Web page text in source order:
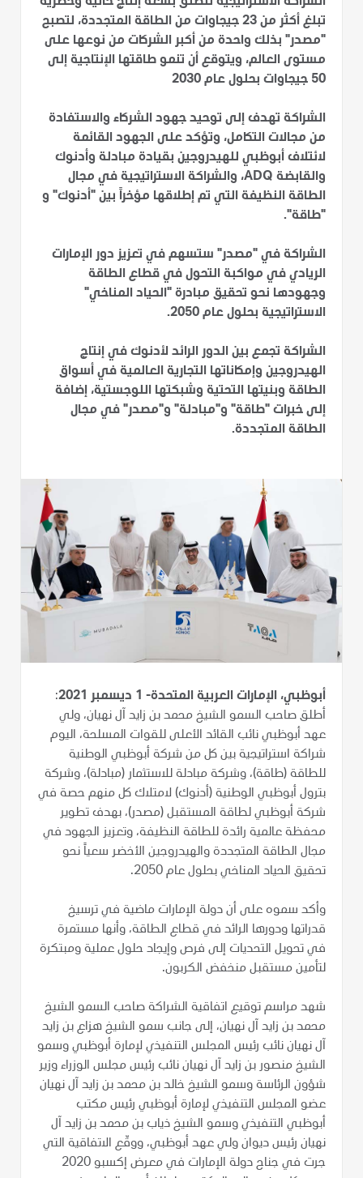
تبلغ أكثر من 23 جيجاوات من الطاقة المتجددة، لتصبح
"مصدر" بذلك واحدة من أكبر الشركات من نوعها على
مستوى العالم، ويتوقع أن تنمو طاقتها الإنتاجية إلى
50 جيجاوات بحلول عام 2030
الشراكة تهدف إلى توحيد جهود الشركاء والاستفادة
من مجالات التكامل، وتؤكد على الجهود القائمة
لائتلاف أبوظبي للهيدروجين بقيادة مبادلة وأدنوك
والقابضة ADQ، والشراكة الاستراتيجية في مجال
الطاقة النظيفة التي تم إطلاقها مؤخراً بين "أدنوك" و
"طاقة".
الشراكة في "مصدر" ستسهم في تعزيز دور الإمارات
الريادي في مواكبة التحول في قطاع الطاقة
وجهودها نحو تحقيق مبادرة "الحياد المناخي"
الاستراتيجية بحلول عام 2050.
الشراكة تجمع بين الدور الرائد لأدنوك في إنتاج
الهيدروجين وإمكاناتها التجارية العالمية في أسواق
الطاقة وبنيتها التحتية وشبكتها اللوجستية، إضافة
إلى خبرات "طاقة" و"مبادلة" و"مصدر" في مجال
الطاقة المتجددة.
أبوظبي، الإمارات العربية المتحدة- 1 ديسمبر 2021
:
أطلق صاحب السمو الشيخ محمد بن زايد آل نهيان، ولي
عهد أبوظبي نائب القائد الأعلى للقوات المسلحة، اليوم
شراكة استراتيجية بين كل من شركة أبوظبي الوطنية
للطاقة (طاقة)، وشركة مبادلة للاستثمار (مبادلة)، وشركة
بترول أبوظبي الوطنية (أدنوك) لامتلاك كل منهم حصة في
شركة أبوظبي لطاقة المستقبل (مصدر)، بهدف تطوير
محفظة عالمية رائدة للطاقة النظيفة، وتعزيز الجهود في
مجال الطاقة المتجددة والهيدروجين الأخضر سعياً نحو
تحقيق الحياد المناخي بحلول عام 2050.
وأكد سموه على أن دولة الإمارات ماضية في ترسيخ
قدراتها ودورها الرائد في قطاع الطاقة، وأنها مستمرة
في تحويل التحديات إلى فرص وإيجاد حلول عملية ومبتكرة
لتأمين مستقبل منخفض الكربون.
شهد مراسم توقيع اتفاقية الشراكة صاحب السمو الشيخ
محمد بن زايد آل نهيان، إلى جانب سمو الشيخ هزاع بن زايد
آل نهيان نائب رئيس المجلس التنفيذي لإمارة أبوظبي وسمو
الشيخ منصور بن زايد آل نهيان نائب رئيس مجلس الوزراء وزير
شؤون الرئاسة وسمو الشيخ خالد بن محمد بن زايد آل نهيان
عضو المجلس التنفيذي لإمارة أبوظبي رئيس مكتب
أبوظبي التنفيذي وسمو الشيخ ذياب بن محمد بن زايد آل
نهيان رئيس ديوان ولي عهد أبوظبي، ووقّع الاتفاقية التي
جرت في جناح دولة الإمارات في معرض إكسبو 2020